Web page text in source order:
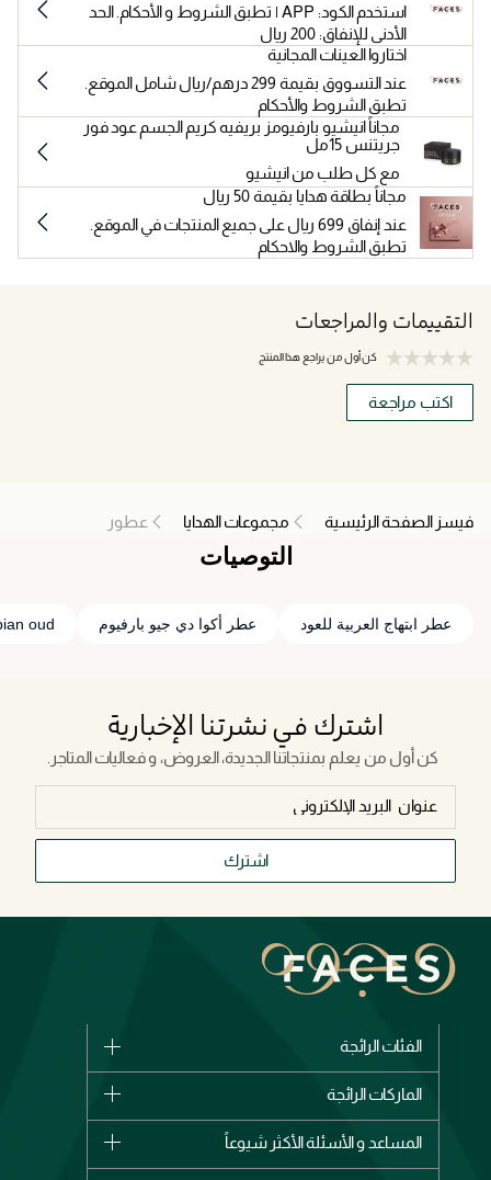
استخدم الكود: APP | تطبق الشروط و الأحكام. الحد
الأدنى للإنفاق: 200 ريال
اختاروا العينات المجانية
عند التسووق بقيمة 299 درهم/ريال شامل الموقع.
تطبق الشروط والأحكام
مجاناً انيشيو بارفيومز بريفيه كريم الجسم عود فور
جريتنس 15مل
مع كل طلب من انيشيو
مجاناً بطاقة هدايا بقيمة 50 ريال
عند إنفاق 699 ريال على جميع المنتجات في الموقع.
تطبق الشروط والاحكام
التقييمات والمراجعات
كن أول من يراجع هذا المنتج
اكتب مراجعة
فيسز الصفحة الرئيسية مجموعات الهدايا عطور
التوصيات
عطر ابتهاج العربية للعود عطر أكوا دي جيو بارفيوم oud
اشترك في نشرتنا الإخبارية
كن أول من يعلم بمنتجاتنا الجديدة، العروض، و فعاليات المتاجر.
اشترك
الفئات الرائجة
الأكثر مبيعاً
اشترِ بطاقة هدية
الماركات الرائجة
المساعد و الأسئلة الأكثر شيوعاً